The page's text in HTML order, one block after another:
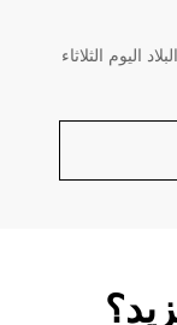
اليوم الثلاثاء